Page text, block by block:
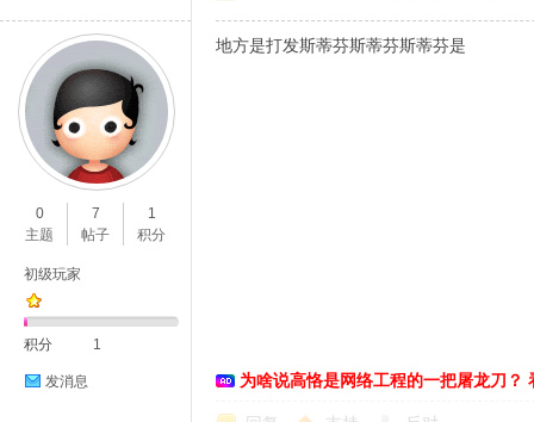
0
主题
7
帖子
1
积分
初级玩家
积分 1
发消息
地方是打发斯蒂芬斯蒂芬斯蒂芬是
为啥说高恪是网络工程的一把屠龙刀？